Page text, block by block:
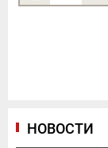
НОВОСТИ